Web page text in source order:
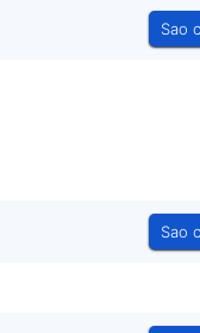
Sao
Sao